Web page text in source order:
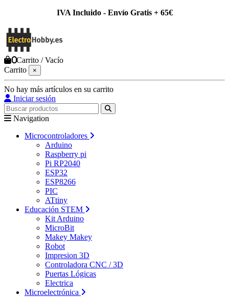
IVA Incluido - Envío Gratis + 65€
0Carrito /Vacío
Carrito
×
No hay más artículos en su carrito
Iniciar sesión
Navigation
Microcontroladores
Arduino
Raspberry pi
Pi RP2040
ESP32
ESP8266
PIC
ATtiny
Educación STEM
Kit Arduino
MicroBit
Makey Makey
Robot
Impresion 3D
Controladora CNC / 3D
Puertas Lógicas
Electrica
Microelectrónica